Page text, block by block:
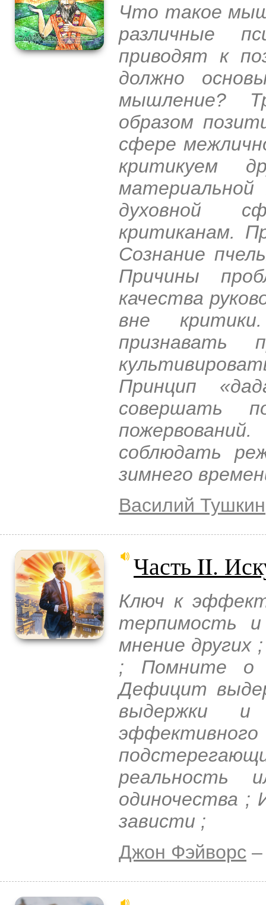
Что такое
различные
приводят к
должно
мышление?
образом
сфере
критикуем
материальной
духовной
критиканам.
Сознание
Причины
качества
вне
признавать
Принцип
совершать
соблюдать
зимнего
Василий Тушкин
Часть II.
Ключ к
терпимость
мнение
; Помните о
Дефицит
выдержки и
реальность
одиночества ;
зависти ;
Джон Фэйворс